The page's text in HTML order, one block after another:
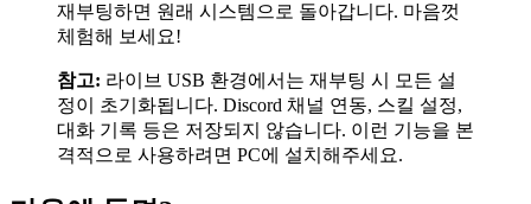
재부팅하면 원래 시스템으로 돌아갑니다. 마음껏
체험해 보세요!
참고: 라이브 USB 환경에서는 재부팅 시 모든 설
정이 초기화됩니다. Discord 채널 연동, 스킬 설정,
대화 기록 등은 저장되지 않습니다. 이런 기능을 본
격적으로 사용하려면 PC에 설치해주세요.